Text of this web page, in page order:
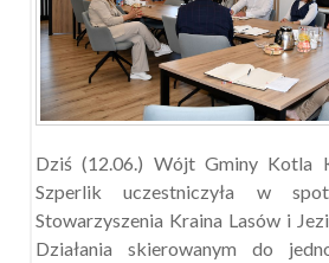
Dziś (12.06.) Wójt Gminy Kotla
Szperlik uczestniczyła w
Stowarzyszenia Kraina Lasów i
Działania skierowanym do